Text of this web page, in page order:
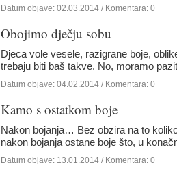
Datum objave: 02.03.2014 / Komentara: 0
Obojimo dječju sobu
Djeca vole vesele, razigrane boje,
trebaju biti baš takve. No, moramo
Datum objave: 04.02.2014 / Komentara: 0
Kamo s ostatkom boje
Nakon bojanja… Bez obzira na to
nakon bojanja ostane boje što, u
Datum objave: 13.01.2014 / Komentara: 0